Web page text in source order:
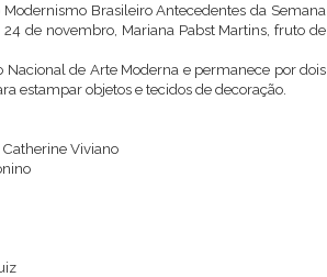
Brasileiro Antecedentes da Semana
de novembro, Mariana Pabst Martins, fruto de
de Arte Moderna e permanece por dois
estampar objetos e tecidos de decoração.
Viviano